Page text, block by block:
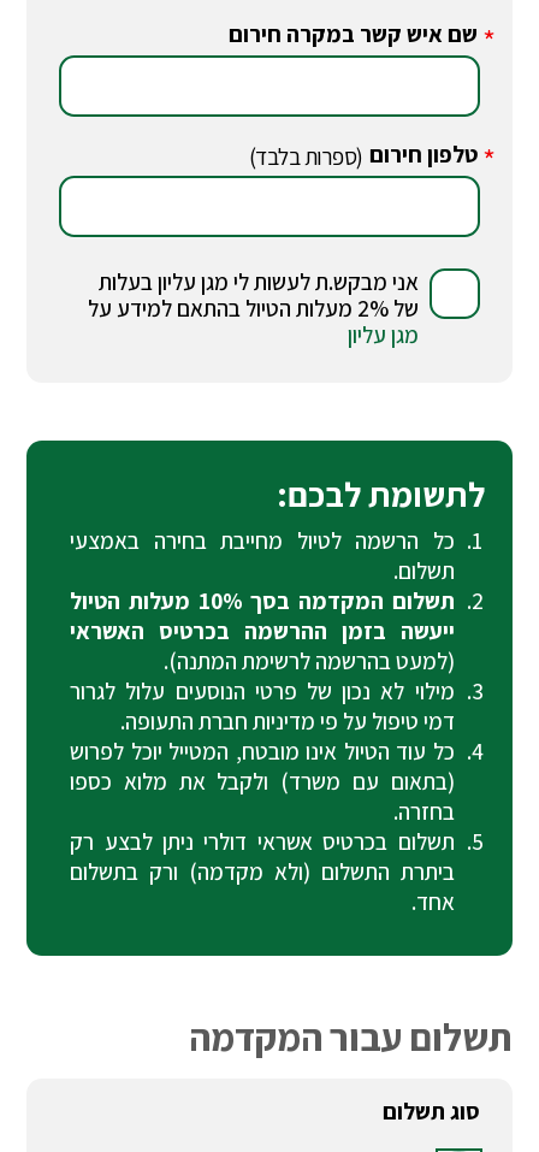
* שם איש קשר במקרה חירום
* טלפון חירום (ספרות בלבד)
אני מבקש.ת לעשות לי מגן עליון בעלות
של 2% מעלות הטיול בהתאם למידע על
מגן עליון
לתשומת לבכם:
כל הרשמה לטיול מחייבת בחירה באמצעי
תשלום.
תשלום המקדמה בסך 10% מעלות הטיול
ייעשה בזמן ההרשמה בכרטיס האשראי
(למעט בהרשמה לרשימת המתנה).
מילוי לא נכון של פרטי הנוסעים עלול לגרור
דמי טיפול על פי מדיניות חברת התעופה.
כל עוד הטיול אינו מובטח, המטייל יוכל לפרוש
(בתאום עם משרד) ולקבל את מלוא כספו
בחזרה.
תשלום בכרטיס אשראי דולרי ניתן לבצע רק
ביתרת התשלום (ולא מקדמה) ורק בתשלום
אחד.
תשלום עבור המקדמה
סוג תשלום